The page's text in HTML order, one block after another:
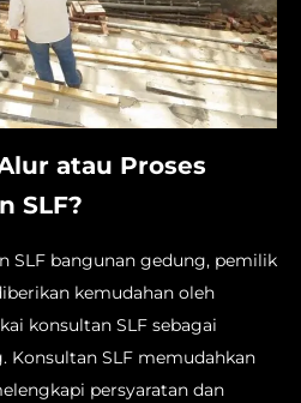
atau Proses
SLF?
SLF bangunan gedung, pemilik
kemudahan oleh
konsultan SLF sebagai
Konsultan SLF memudahkan
persyaratan dan